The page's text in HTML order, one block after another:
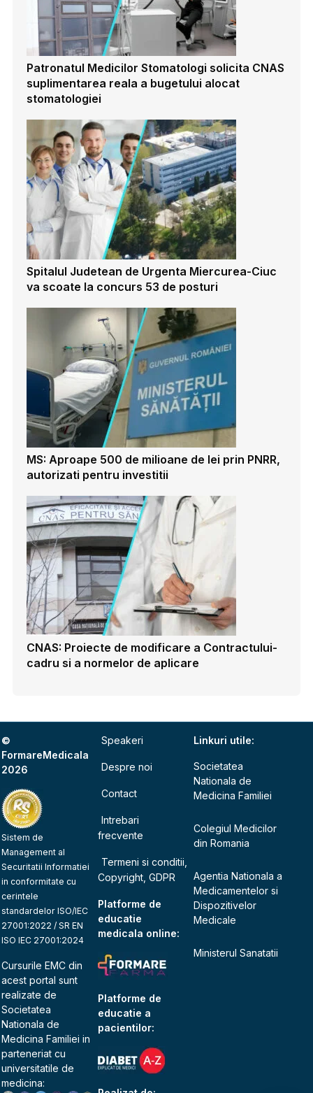
Patronatul Medicilor Stomatologi solicita CNAS
suplimentarea reala a bugetului alocat
stomatologiei
Spitalul Judetean de Urgenta Miercurea-Ciuc
va scoate la concurs 53 de posturi
MS: Aproape 500 de milioane de lei prin PNRR,
autorizati pentru investitii
CNAS: Proiecte de modificare a Contractului-
cadru si a normelor de aplicare
©
FormareMedicala
2026
Sistem de
Management al
Securitatii Informatiei
in conformitate cu
cerintele
standardelor ISO/IEC
27001:2022 / SR EN
ISO IEC 27001:2024
Cursurile EMC din
acest portal sunt
realizate de
Societatea
Nationala de
Medicina Familiei in
parteneriat cu
universitatile de
medicina:
Speakeri
Despre noi
Contact
Intrebari
frecvente
Termeni si conditii,
Copyright, GDPR
Platforme de
educatie
medicala online:
Platforme de
educatie a
pacientilor:
Linkuri utile:
Societatea
Nationala de
Medicina Familiei
Colegiul Medicilor
din Romania
Agentia Nationala a
Medicamentelor si
Dispozitivelor
Medicale
Ministerul Sanatatii